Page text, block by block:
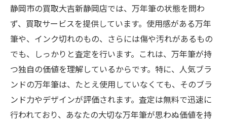
静岡市の買取大吉新静岡店では、万年筆の状態を問わ
ず、買取サービスを提供しています。使用感がある万年
筆や、インク切れのもの、さらには傷や汚れがあるもの
でも、しっかりと査定を行います。これは、万年筆が持
つ独自の価値を理解しているからです。特に、人気ブラ
ンドの万年筆は、たとえ使用していなくても、そのブラ
ンド力やデザインが評価されます。査定は無料で迅速に
行われており、あなたの大切な万年筆が思わぬ価値を持